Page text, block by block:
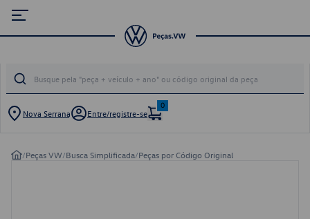
Nova Serrana Entre/registre-se
0
/Peças VW/Busca Simplificada/Peças por Código Original